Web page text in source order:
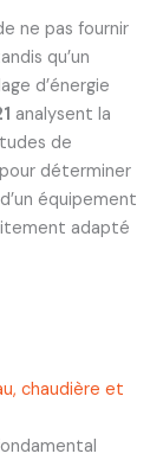
ne pas fournir
qu’un
d’énergie
analysent la
de
déterminer
équipement
adapté
chaudière et